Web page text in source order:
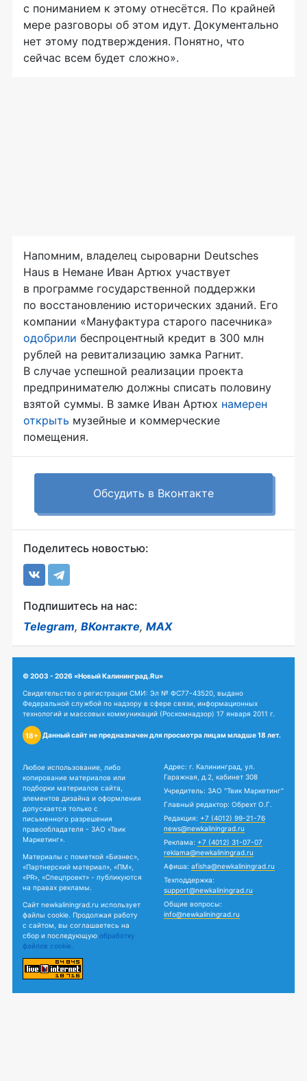
с пониманием к этому отнесётся. По крайней
мере разговоры об этом идут. Документально
нет этому подтверждения. Понятно, что
сейчас всем будет сложно».
Напомним, владелец сыроварни Deutsches
Haus в Немане Иван Артюх участвует
в программе государственной поддержки
по восстановлению исторических зданий. Его
компании «Мануфактура старого пасечника»
одобрили беспроцентный кредит в 300 млн
рублей на ревитализацию замка Рагнит.
В случае успешной реализации проекта
предпринимателю должны списать половину
взятой суммы. В замке Иван Артюх намерен
открыть музейные и коммерческие
помещения.
Обсудить в Вконтакте
Поделитесь новостью:
Подпишитесь на нас:
Telegram, ВКонтакте, MAX
© 2003 - 2026 «Новый Калининград.Ru»
Свидетельство о регистрации СМИ: Эл № ФС77-43520, выдано
Федеральной службой по надзору в сфере связи, информационных
технологий и массовых коммуникаций (Роскомнадзор) 17 января 2011 г.
18+ Данный сайт не предназначен для просмотра лицам младше 18 лет.
Любое использование, либо
копирование материалов или
подборки материалов сайта,
элементов дизайна и оформления
допускается только с
письменного разрешения
правообладателя - ЗАО «Твик
Маркетинг».
Материалы с пометкой «Бизнес»,
«Партнерский материал», «ПМ»,
«PR», «Спецпроект» - публикуются
на правах рекламы.
Сайт newkaliningrad.ru использует
файлы cookie. Продолжая работу
с сайтом, вы соглашаетесь на
сбор и последующую обработку
файлов cookie.
Адрес: г. Калининград, ул.
Гаражная, д.2, кабинет 308
Учредитель: ЗАО "Твик Маркетинг"
Главный редактор: Обрехт О.Г.
Редакция: +7 (4012) 99-21-76
news@newkaliningrad.ru
Реклама: +7 (4012) 31-07-07
reklama@newkaliningrad.ru
Афиша: afisha@newkaliningrad.ru
Техподдержка:
support@newkaliningrad.ru
Общие вопросы:
info@newkaliningrad.ru